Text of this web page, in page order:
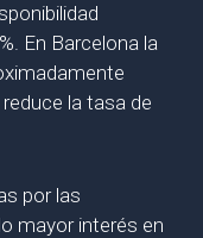
En Barcelona la
la tasa de
por las
mayor interés en